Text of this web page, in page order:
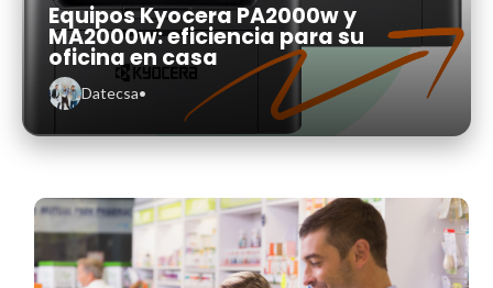
Equipos Kyocera PA2000w y
MA2000w: eficiencia para su
oficina en casa
Datecsa•